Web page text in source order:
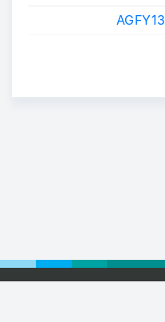
AGFY13